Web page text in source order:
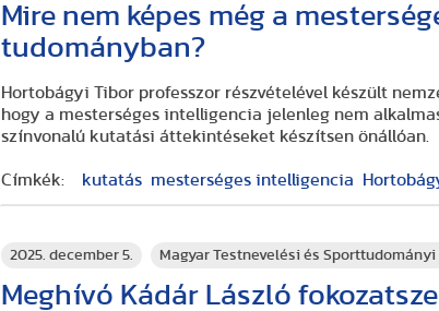
Mire nem képes még a
tudományban?
Hortobágyi Tibor professzor részvételével készült
hogy a mesterséges intelligencia jelenleg nem
színvonalú kutatási áttekintéseket készítsen önállóan.
Címkék: kutatás mesterséges intelligencia
2025. december 5. Magyar Testnevelési és Sporttudományi
Meghívó Kádár László